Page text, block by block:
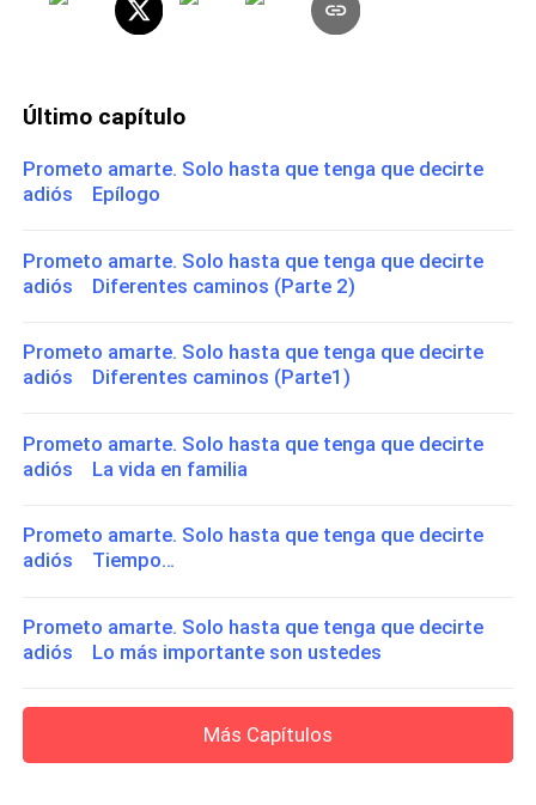
Último capítulo
Prometo amarte. Solo hasta que tenga que decirte
adiós Epílogo
Prometo amarte. Solo hasta que tenga que decirte
adiós Diferentes caminos (Parte 2)
Prometo amarte. Solo hasta que tenga que decirte
adiós Diferentes caminos (Parte1)
Prometo amarte. Solo hasta que tenga que decirte
adiós La vida en familia
Prometo amarte. Solo hasta que tenga que decirte
adiós Tiempo…
Prometo amarte. Solo hasta que tenga que decirte
adiós Lo más importante son ustedes
Más Capítulos